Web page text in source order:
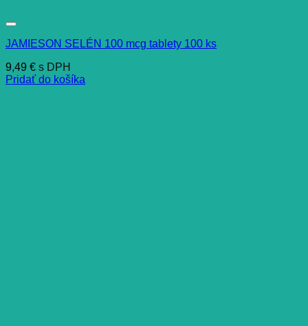
JAMIESON SELÉN 100 mcg tablety 100 ks
9,49 € s DPH
Pridať do košíka